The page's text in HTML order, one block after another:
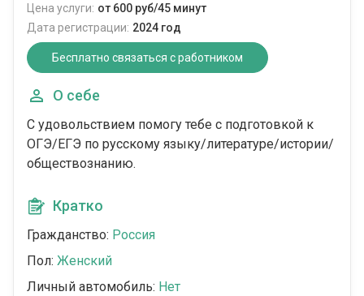
Цена услуги: от 600 руб/45 минут
Дата регистрации: 2024 год
Бесплатно связаться с работником
О себе
С удовольствием помогу тебе с подготовкой к
ОГЭ/ЕГЭ по русскому языку/литературе/истории/
обществознанию.
Кратко
Гражданство: Россия
Пол: Женский
Личный автомобиль: Нет